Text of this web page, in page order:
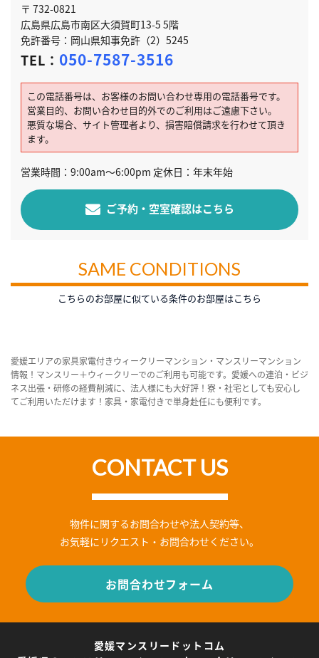
〒 732-0821
広島県広島市南区大須賀町13-5 5階
免許番号：岡山県知事免許（2）5245
TEL： 050-7587-3516
この電話番号は、お客様のお問い合わせ専用の電話番号です。
営業目的、お問い合わせ目的外でのご利用はご遠慮下さい。
悪質な場合、サイト管理者より、損害賠償請求を行わせて頂き
ます。
営業時間：9:00am～6:00pm 定休日：年末年始
ご予約・空室確認はこちら
SAME CONDITIONS
こちらのお部屋に似ている条件のお部屋はこちら
愛媛エリアの家具家電付きウィークリーマンション・マンスリーマンション
情報！マンスリー＋ウィークリーでのご利用も可能です。愛媛への連泊・ビジ
ネス出張・研修の経費削減に、法人様にも大好評！寮・社宅としても安心し
てご利用いただけます！家具・家電付きで単身赴任にも便利です。
CONTACT US
物件に関するお問合わせや法人契約等、
お気軽にリクエスト・お問合わせください。
お問合わせフォーム
愛媛マンスリードットコム